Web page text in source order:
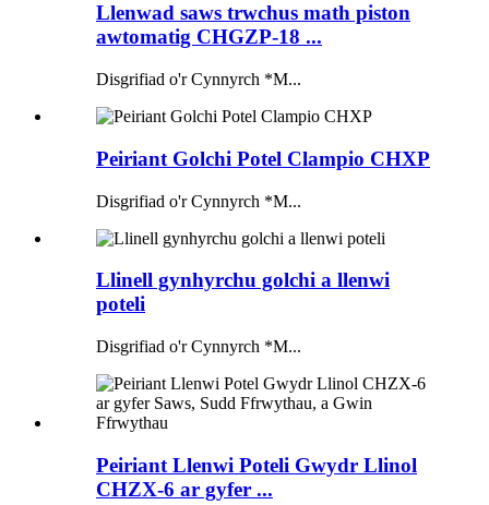
Llenwad saws trwchus math piston
awtomatig CHGZP-18 ...
Disgrifiad o'r Cynnyrch *M...
Peiriant Golchi Potel Clampio CHXP
Disgrifiad o'r Cynnyrch *M...
Llinell gynhyrchu golchi a llenwi
poteli
Disgrifiad o'r Cynnyrch *M...
Peiriant Llenwi Poteli Gwydr Llinol
CHZX-6 ar gyfer ...